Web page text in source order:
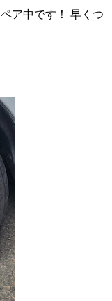
ア中です！ 早くつ